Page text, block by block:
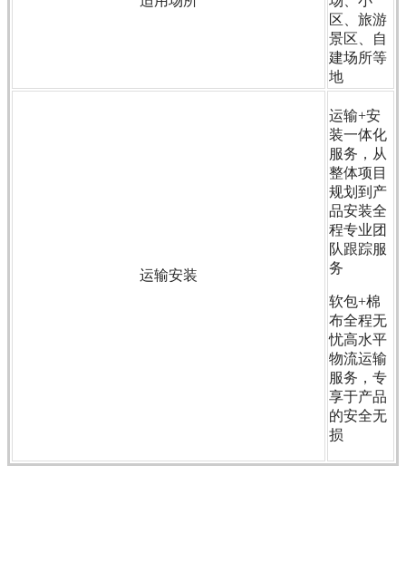
区、旅游
景区、自
建场所等
地
运输安装
运输+安
装一体化
服务，从
整体项目
规划到产
品安装全
程专业团
队跟踪服
务
软包+棉
布全程无
忧高水平
物流运输
服务，专
享于产品
的安全无
损